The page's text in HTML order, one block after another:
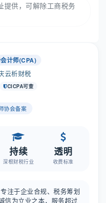
提供，可解除工商税务
计师(CPA)
云析财税
CICPA可查
协会备案
持续
深根财税行业
透明
收费标准
注于企业合规、税务筹划
信为立业之本，服务超过